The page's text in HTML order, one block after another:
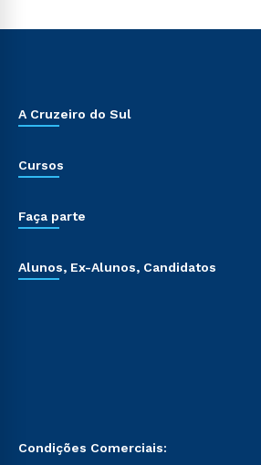
A Cruzeiro do Sul
Cursos
Faça parte
Alunos, Ex-Alunos, Candidatos
Condições Comerciais: